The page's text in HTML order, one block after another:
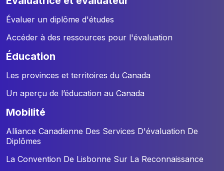
Évaluer un diplôme d'études
Accéder à des ressources pour l'évaluation
éducation
Les provinces et territoires du Canada
Un aperçu de l’éducation au Canada
mobilité
Alliance Canadienne Des Services D'évaluation De
Diplômes
La Convention De Lisbonne Sur La Reconnaissance